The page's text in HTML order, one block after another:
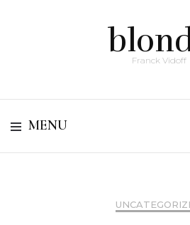
Franck Vidoff
MENU